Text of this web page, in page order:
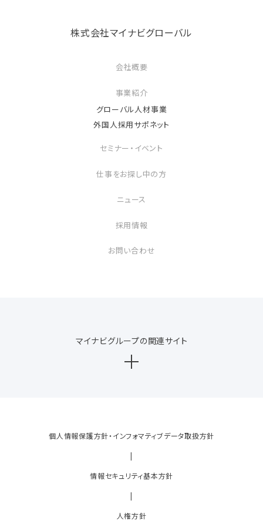
株式会社マイナビグローバル
会社概要
事業紹介
グローバル人材事業
外国人採用サポネット
セミナー・イベント
仕事をお探し中の方
ニュース
採用情報
お問い合わせ
マイナビグループの関連サイト
個人情報保護方針・インフォマティブデータ取扱方針
|
情報セキュリティ基本方針
|
人権方針